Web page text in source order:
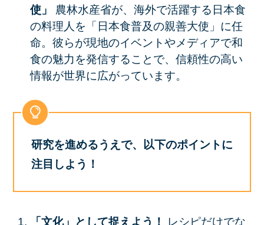
使」
農林水産省が、海外で活躍する日本食
の料理人を「日本食普及の親善大使」に任
命。彼らが現地のイベントやメディアで和
食の魅力を発信することで、信頼性の高い
情報が世界に広がっています。
研究を進めるうえで、以下のポイントに
注目しよう！
「文化」として捉えよう！
レシピだけでな